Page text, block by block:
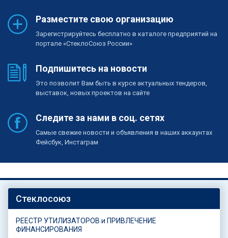
Разместите свою организацию
Зарегистрируйтесь бесплатно в каталоге предприятий на
портале «СтеклоСоюз России»
Подпишитесь на новости
Это позволит Вам быть в курсе актуальных тендеров,
выставок, новых проектов на сайте
Следите за нами в соц. сетях
Самые свежие новости и объявления в наших аккаунтах
Фейсбук, Инстаграм
Стеклосоюз
РЕЕСТР УТИЛИЗАТОРОВ и ПРИВЛЕЧЕНИЕ
ФИНАНСИРОВАНИЯ